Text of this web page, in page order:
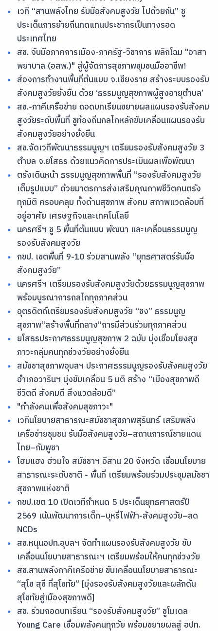
เวที “สานพลังไทย รับมือสังคมสูงวัย ไปด้วยกัน” ชู
ประเด็นการย้ายถิ่นทดแทนประชากรเป็นทางรอด
ประเทศไทย
สช. จับมือภาคการเมือง-ภาครัฐ-วิชาการ พลิกโฉม "อาสา
พยาบาล (อสพ.)" สู่ผู้จัดการสุขภาพชุมชนมืออาชีพ!
ส่องการทำงานพื้นที่ต้นแบบ จ.เชียงราย สร้างระบบรองรับ
สังคมสูงวัยยั่งยืน ด้วย ‘ธรรมนูญสุขภาพผู้สูงอายุตำบล’
สช.-ภาคีเครือข่าย ถอดบทเรียนขยายผลแผนรองรับสังคม
สูงวัยระดับพื้นที่ ชูท้องถิ่นกลไกหลักขับเคลื่อนแผนรองรับ
สังคมสูงวัยอย่างยั่งยืน
สช.จัดเวทีพัฒนาธรรมนูญฯ เตรียมรองรับสังคมสูงวัย 3
ตำบล จ.ยโสธร ด้วยแนวคิดการประเมินผลเพื่อพัฒนา
ตรังเดินหน้า ธรรมนูญสุขภาพพื้นที่ ”รองรับสังคมสูงวัย
เต็มรูปแบบ” ด้วยมาตรการส่งเสริมคุณภาพชีวิตคนตรัง
ทุกมิติ ครอบคลุม ทั้งด้านสุขภาพ สังคม สภาพแวดล้อมที่
อยู่อาศัย เศรษฐกิจและเทคโนโลยี
นครศรีฯ ชู 5 พื้นที่ต้นแบบ พัฒนา และเคลื่อนธรรมนูญ
รองรับสังคมสูงวัย
กขป. เขตพื้นที่ 9-10 ร่วมสานพลัง “ยุทธศาสตร์รับมือ
สังคมสูงวัย”
นครศรีฯ เตรียมรองรับสังคมสูงวัยด้วยธรรมนูญสุขภาพ
พร้อมบูรณาการกลไกทุกภาคส่วน
อุตรดิตถ์เตรียมรองรับสังคมสูงวัย “ชง” ธรรมนูญ
สุขภาพ“สร้างพื้นที่กลาง”การมีส่วนร่วมทุกภาคส่วน
ยโสธรประกาศธรรมนูญสุขภาพ 2 ฉบับ มุ่งเชื่อมโยงสุข
ภาวะกลุ่มคนทุกช่วงวัยอย่างยั่งยืน
สมัชชาสุขภาพอุบลฯ ประกาศธรรมนูญรองรับสังคมสูงวัย
อำเภอวารินฯ มุ่งขับเคลื่อน 5 มติ สร้าง “เมืองสุขภาพดี
ชีวิตดี สังคมดี สิ่งแวดล้อมดี”
"กำลังคนเพื่อสังคมสุขภาวะ"
เวทีนโยบายสาธารณะสมัชชาสุขภาพสุรินทร์ เสริมพลัง
เครือข่ายชุมชน รับมือสังคมสูงวัย–สถานการณ์ชายแดน
ไทย–กัมพูชา
โฮมแฮง ฮ่วมใจ สมัชชาฯ อีสาน 20 จังหวัด เชื่อมนโยบาย
สาธารณะระดับชาติ - พื้นที่ เตรียมพร้อมร่วมประชุมสมัชชา
สุขภาพแห่งชาติ
กขป.เขต 10 เปิดเวทีกำหนด 5 ประเด็นยุทธศาสตร์ปี
2569 เน้นพัฒนาการเด็ก–บุหรี่ไฟฟ้า-สังคมสูงวัย–ลด
NCDs
สช.หนุนอปท.อุบลฯ จัดทำแผนรองรับสังคมสูงวัย ขับ
เคลื่อนนโยบายสาธารณะฯ เตรียมพร้อมให้คนทุกช่วงวัย
สช.สานพลังภาคีเครือข่าย ขับเคลื่อนนโยบายสาธารณะ
“สุโข สุขี ที่สุโขทัย” [มุ่งรองรับสังคมสูงวัยและผลักดัน
สุโขทัยสู่เมืองสุขภาพดี]
สช. ร่วมถอดบทเรียน “รองรับสังคมสูงวัย” ชูโมเดล
Young Care เชื่อมพลังคนทุกวัย พร้อมขยายผลสู่ อปท.